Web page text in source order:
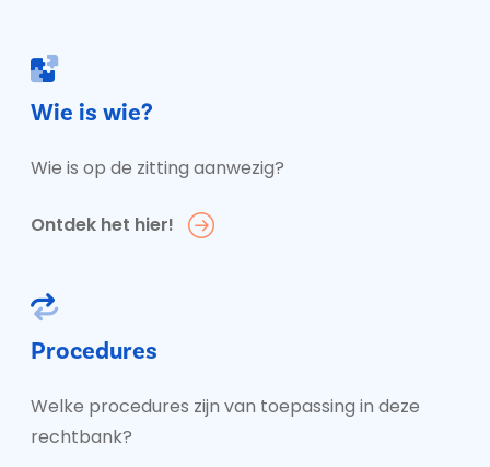
Wie is wie?
Wie is op de zitting aanwezig?
Ontdek het hier!
Procedures
Welke procedures zijn van toepassing in deze
rechtbank?